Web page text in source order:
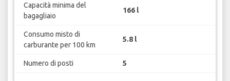
Capacità minima del
bagagliaio
166 l
Consumo misto di
carburante per 100 km
5.8 l
Numero di posti 5